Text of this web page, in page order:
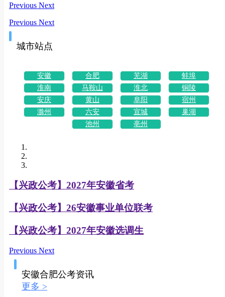
Previous Next
Previous Next
城市站点
安徽 合肥 芜湖
蚌埠
淮南
马鞍山 淮北
铜陵
安庆
黄山 阜阳
宿州
滁州
六安 宣城
巢湖
池州
亳州
【兴政公考】2027年安徽省考
【兴政公考】26安徽事业单位联考
【兴政公考】2027年安徽选调生
Previous Next
安徽合肥公考资讯
更多 >